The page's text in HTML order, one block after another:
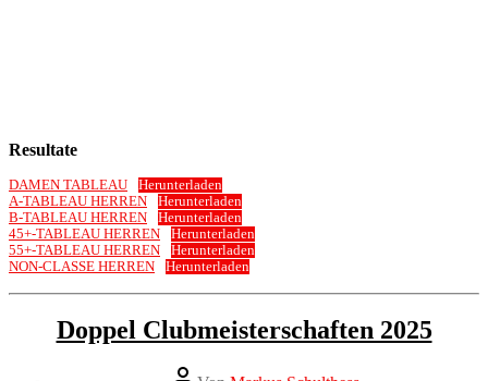
Resultate
DAMEN TABLEAU
Herunterladen
A-TABLEAU HERREN
Herunterladen
B-TABLEAU HERREN
Herunterladen
45+-TABLEAU HERREN
Herunterladen
55+-TABLEAU HERREN
Herunterladen
NON-CLASSE HERREN
Herunterladen
Kategorien
Clubmeisterschaft
Neuigkeiten
Doppel Clubmeisterschaften 2025
Beitragsautor